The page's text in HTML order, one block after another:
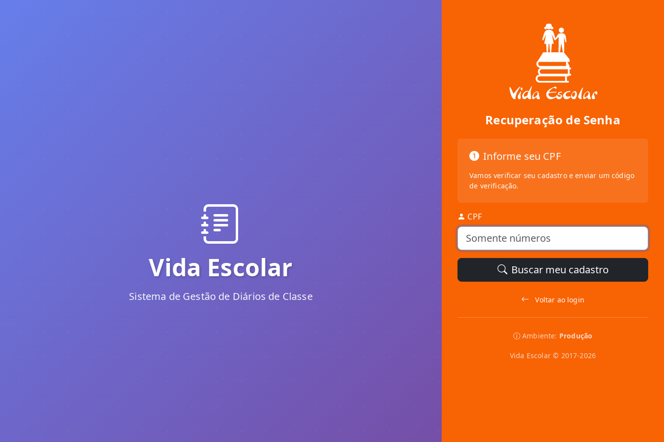
Vida Escolar
Sistema de Gestão de Diários de Classe
Recuperação de Senha
Informe seu CPF
Vamos verificar seu cadastro e enviar um código
de verificação.
CPF
Buscar meu cadastro
Voltar ao login
Ambiente: Produção
Vida Escolar © 2017-2026